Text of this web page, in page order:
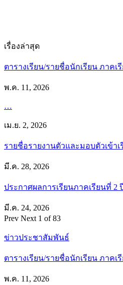
เรื่องล่าสุด
ตารางเรียน/รายชื่อนักเรียน ภาคเ
พ.ค. 11, 2026
…
เม.ย. 2, 2026
รายชื่อรายงานตัวและมอบตัวเข้
มี.ค. 28, 2026
ประกาศผลการเรียนภาคเรียนที่ 2
มี.ค. 24, 2026
Prev Next 1 of 83
ข่าวประชาสัมพันธ์
ตารางเรียน/รายชื่อนักเรียน ภาคเ
พ.ค. 11, 2026